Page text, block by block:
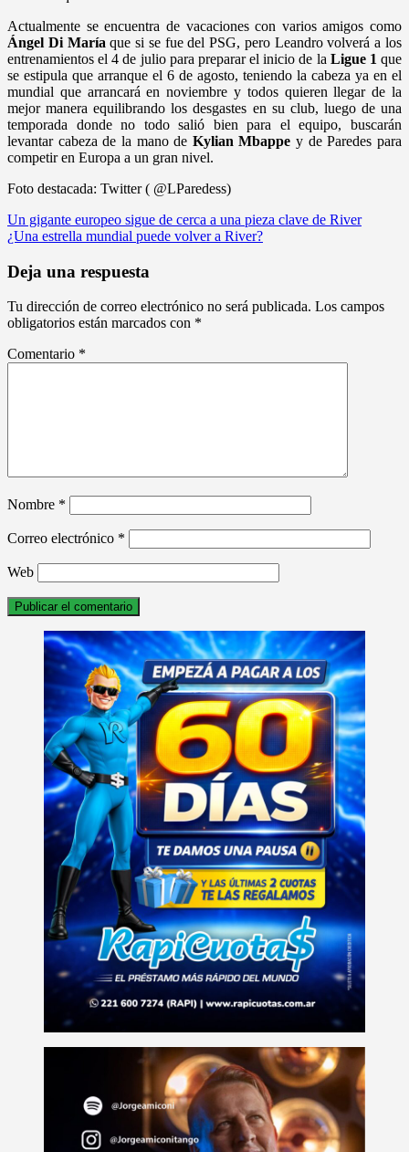
Actualmente se encuentra de vacaciones con varios amigos como
Ángel Di María que si se fue del PSG, pero Leandro volverá a los
entrenamientos el 4 de julio para preparar el inicio de la Ligue 1 que
se estipula que arranque el 6 de agosto, teniendo la cabeza ya en el
mundial que arrancará en noviembre y todos quieren llegar de la
mejor manera equilibrando los desgastes en su club, luego de una
temporada donde no todo salió bien para el equipo, buscarán
levantar cabeza de la mano de Kylian Mbappe y de Paredes para
competir en Europa a un gran nivel.
Foto destacada: Twitter ( @LParedess)
Navegación
de
entradas
Un gigante europeo sigue de cerca a una pieza clave de River
¿Una estrella mundial puede volver a River?
Deja una respuesta
Tu dirección de correo electrónico no será publicada. Los campos
obligatorios están marcados con *
Comentario *
Nombre *
Correo electrónico *
Web